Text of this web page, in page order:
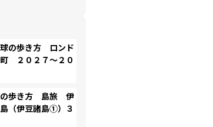
の歩き方 ロンド
２０２７～２０
歩き方 島旅 伊
（伊豆諸島①）３